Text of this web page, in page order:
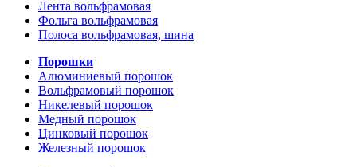
Лента вольфрамовая
Фольга вольфрамовая
Полоса вольфрамовая, шина
Порошки
Алюминиевый порошок
Вольфрамовый порошок
Никелевый порошок
Медный порошок
Цинковый порошок
Железный порошок